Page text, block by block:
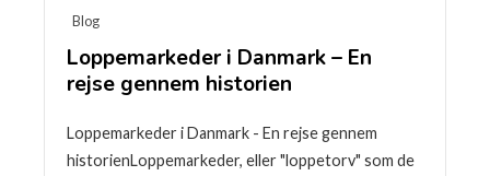
Blog
Loppemarkeder i Danmark – En
rejse gennem historien
Loppemarkeder i Danmark - En rejse gennem
historienLoppemarkeder, eller "loppetorv" som de